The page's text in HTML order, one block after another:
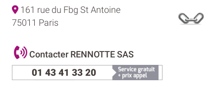
161 rue du Fbg St Antoine
75011 Paris
Contacter RENNOTTE SAS
01 43 41 33 20